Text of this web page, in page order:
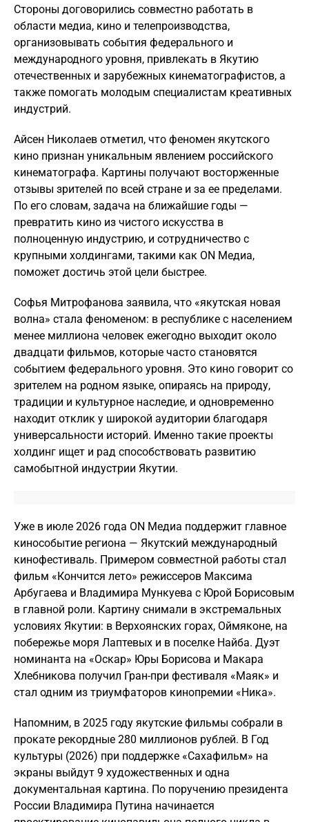
Стороны договорились совместно работать в
области медиа, кино и телепроизводства,
организовывать события федерального и
международного уровня, привлекать в Якутию
отечественных и зарубежных кинематографистов, а
также помогать молодым специалистам креативных
индустрий.
Айсен Николаев отметил, что феномен якутского
кино признан уникальным явлением российского
кинематографа. Картины получают восторженные
отзывы зрителей по всей стране и за ее пределами.
По его словам, задача на ближайшие годы —
превратить кино из чистого искусства в
полноценную индустрию, и сотрудничество с
крупными холдингами, такими как ON Медиа,
поможет достичь этой цели быстрее.
Софья Митрофанова заявила, что «якутская новая
волна» стала феноменом: в республике с населением
менее миллиона человек ежегодно выходит около
двадцати фильмов, которые часто становятся
событием федерального уровня. Это кино говорит со
зрителем на родном языке, опираясь на природу,
традиции и культурное наследие, и одновременно
находит отклик у широкой аудитории благодаря
универсальности историй. Именно такие проекты
холдинг ищет и рад способствовать развитию
самобытной индустрии Якутии.
Уже в июле 2026 года ON Медиа поддержит главное
кинособытие региона — Якутский международный
кинофестиваль. Примером совместной работы стал
фильм «Кончится лето» режиссеров Максима
Арбугаева и Владимира Мункуева с Юрой Борисовым
в главной роли. Картину снимали в экстремальных
условиях Якутии: в Верхоянских горах, Оймяконе, на
побережье моря Лаптевых и в поселке Найба. Дуэт
номинанта на «Оскар» Юры Борисова и Макара
Хлебникова получил Гран-при фестиваля «Маяк» и
стал одним из триумфаторов кинопремии «Ника».
Напомним, в 2025 году якутские фильмы собрали в
прокате рекордные 280 миллионов рублей. В Год
культуры (2026) при поддержке «Сахафильм» на
экраны выйдут 9 художественных и одна
документальная картина. По поручению президента
России Владимира Путина начинается